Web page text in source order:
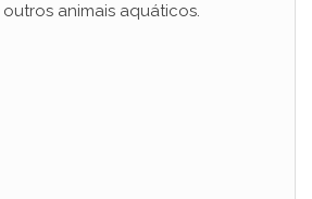
animais aquáticos.